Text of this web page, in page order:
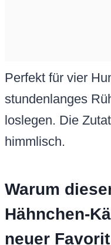
Perfekt für vier
stundenlanges
loslegen. Die
himmlisch.
Warum
Hähnchen-
neuer